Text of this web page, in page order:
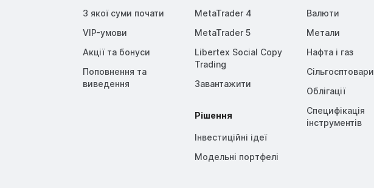
З якої суми почати
VIP-умови
Акції та бонуси
Поповнення та
виведення
MetaTrader 4
MetaTrader 5
Libertex Social Copy
Trading
Завантажити
Рішення
Інвестиційні ідеї
Модельні портфелі
Валюти
Метали
Нафта і газ
Сільгосптовари
Облігації
Специфікація
інструментів